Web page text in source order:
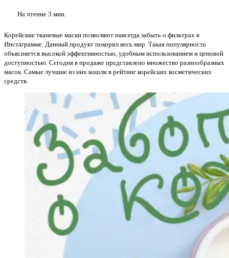
На чтение 3 мин.
Корейские тканевые маски позволяют навсегда забыть о фильтрах в
Инстаграмме. Данный продукт покорил весь мир. Такая популярность
объясняется высокой эффективностью, удобным использованием и ценовой
доступностью. Сегодня в продаже представлено множество разнообразных
масок. Самые лучшие из них вошли в рейтинг корейских косметических
средств.